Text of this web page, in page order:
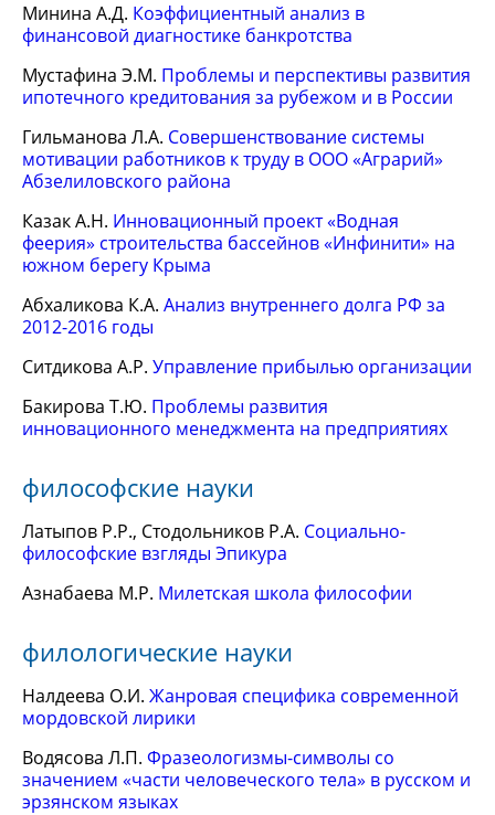
Минина А.Д. Коэффициентный анализ в
финансовой диагностике банкротства
Мустафина Э.М. Проблемы и перспективы развития
ипотечного кредитования за рубежом и в России
Гильманова Л.А. Совершенствование системы
мотивации работников к труду в ООО «Аграрий»
Абзелиловского района
Казак А.Н. Инновационный проект «Водная
феерия» строительства бассейнов «Инфинити» на
южном берегу Крыма
Абхаликова К.А. Анализ внутреннего долга РФ за
2012-2016 годы
Ситдикова А.Р. Управление прибылью организации
Бакирова Т.Ю. Проблемы развития
инновационного менеджмента на предприятиях
философские науки
Латыпов Р.Р., Стодольников Р.А. Социально-
философские взгляды Эпикура
Азнабаева М.Р. Милетская школа философии
филологические науки
Налдеева О.И. Жанровая специфика современной
мордовской лирики
Водясова Л.П. Фразеологизмы-символы со
значением «части человеческого тела» в русском и
эрзянском языках